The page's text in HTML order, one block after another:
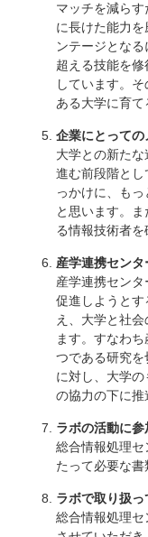
マッチを減ら
に長けた能力
ンテージとな
超える技能を
しています。
ある大学に育て
企業にとっての
大学との新た
進む前段階とし
っかけに、も
と思います。
る情報技術者を
産学連携センタ
産学連携セン
促進しようと
え、大学と社
ます。すなわ
つである研究
に対し、大学
の協力の下に推
ラボの活動に参
総合情報処理
たって必要な書
ラボで取り扱っ
総合情報処理